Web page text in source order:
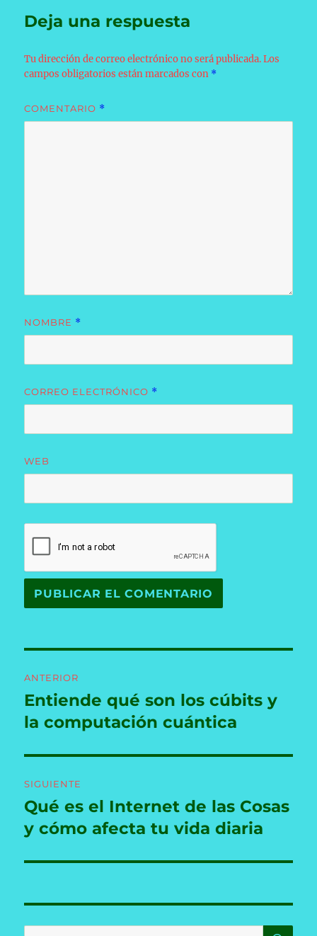
Deja una respuesta
Tu dirección de correo electrónico no será publicada. Los
campos obligatorios están marcados con *
COMENTARIO *
NOMBRE *
CORREO ELECTRÓNICO *
WEB
de
entradas
ANTERIOR
Entrada
anterior:
Entiende qué son los cúbits y
la computación cuántica
SIGUIENTE
Entrada
siguiente:
Qué es el Internet de las Cosas
y cómo afecta tu vida diaria